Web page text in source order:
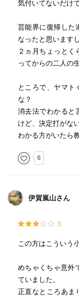
気付いてないだけ
芸能界に復帰した
なったと思います
２ヵ月ちょっとく
ってからの二人の
ところで、ヤマト
な？
消去法でわかると
けど、決定打がない
わかる方がいたら
6
伊賀嵐山さん
3
この方はこういう
めちゃくちゃ意外
ていました。
正直なところあま